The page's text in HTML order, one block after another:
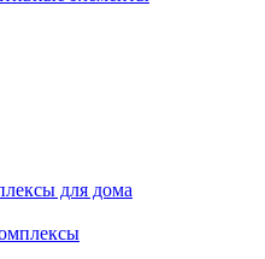
для дома